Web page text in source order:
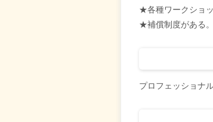
★各種ワークショ
★補償制度がある。
プロフェッショナ